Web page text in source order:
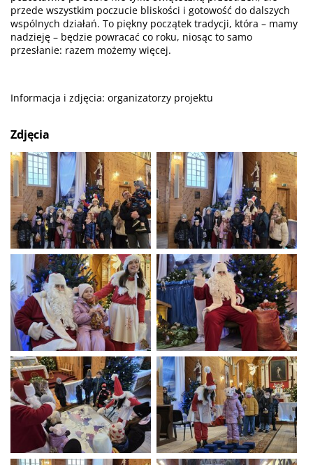
przede wszystkim poczucie bliskości i gotowość do dalszych
wspólnych działań. To piękny początek tradycji, która – mamy
nadzieję – będzie powracać co roku, niosąc to samo
przesłanie: razem możemy więcej.
Informacja i zdjęcia: organizatorzy projektu
Zdjęcia